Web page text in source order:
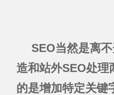
SEO当然是离
造和站外SEO处理
的是增加特定关键